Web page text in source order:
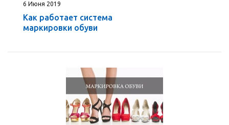
6 Июня 2019
Как работает система
маркировки обуви